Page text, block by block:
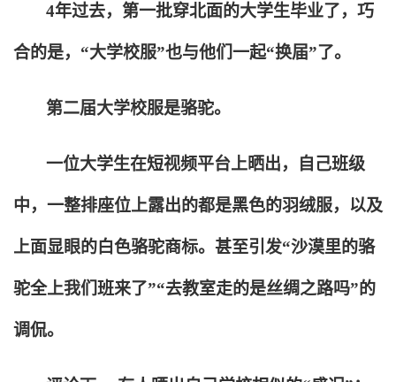
4年过去，第一批穿北面的大学生毕业了，巧
合的是，“大学校服”也与他们一起“换届”了。
第二届大学校服是骆驼。
一位大学生在短视频平台上晒出，自己班级
中，一整排座位上露出的都是黑色的羽绒服，以及
上面显眼的白色骆驼商标。甚至引发“沙漠里的骆
驼全上我们班来了”“去教室走的是丝绸之路吗”的
调侃。